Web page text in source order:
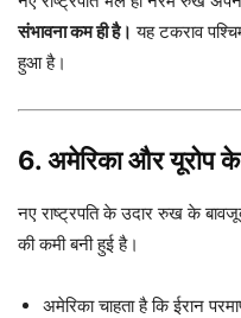
संभावना कम ही है। यह टकराव
हुआ है।
6. अमेरिका और यूरोप
नए राष्ट्रपति के उदार रुख के
की कमी बनी हुई है।
अमेरिका चाहता है कि ईरान